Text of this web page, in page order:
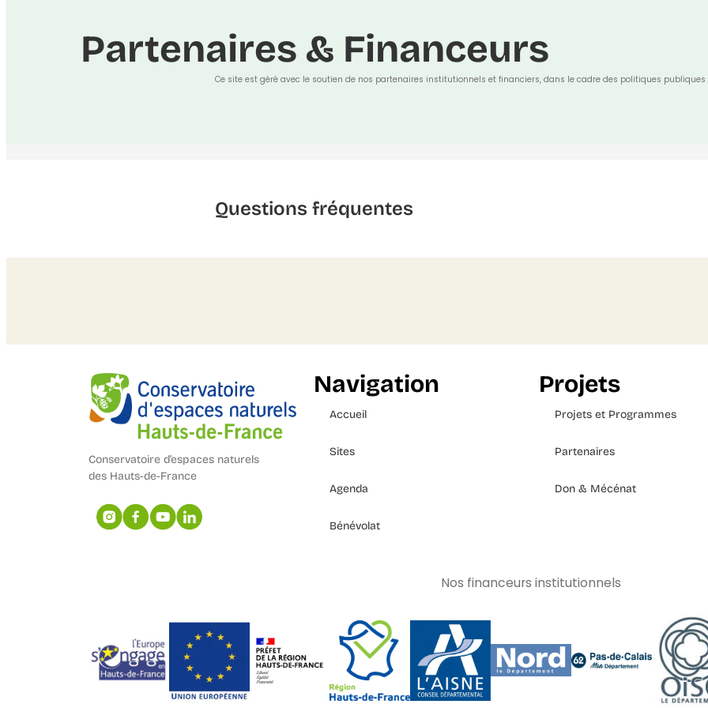
Partenaires & Financeurs
Ce site est géré avec le soutien de nos partenaires institutionnels et financiers, dans le cadre des politiques
Questions fréquentes
Conservatoire d’espaces naturels
des Hauts-de-France
Navigation
Accueil
Sites
Agenda
Bénévolat
Projets
Projets et Programmes
Partenaires
Don & Mécénat
Nos financeurs institutionnels